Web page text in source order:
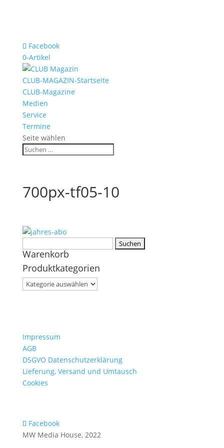
Facebook
0-Artikel
CLUB-MAGAZIN-Startseite
CLUB-Magazine
Medien
Service
Termine
Seite wählen
700px-tf05-10
nach:
Warenkorb
Produktkategorien
Impressum
AGB
DSGVO Datenschutzerklärung
Lieferung, Versand und Umtausch
Cookies
Facebook
MW Media House, 2022